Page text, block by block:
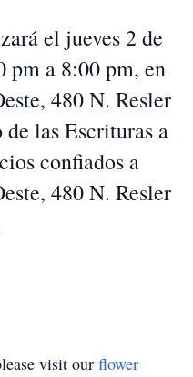
el jueves 2 de
pm a 8:00 pm, en
480 N. Resler
las Escrituras a
confiados a
480 N. Resler
visit our flower